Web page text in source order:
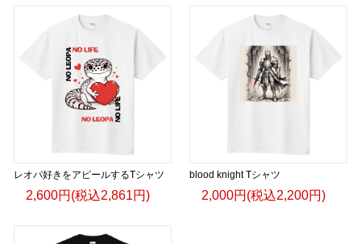
レオパ好きをアピールするTシャツ
2,600円(税込2,861円)
blood knight Tシャツ
2,000円(税込2,200円)